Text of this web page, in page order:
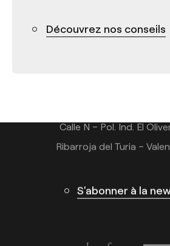
Découvrez nos conseils
Calle N – Pol. Ind. El
Ribarroja del Turia –
S'abonner à la